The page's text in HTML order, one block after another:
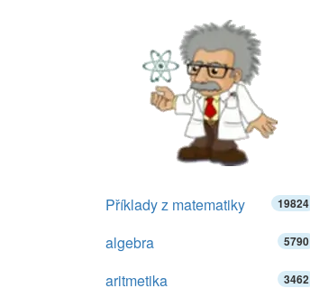
Příklady z matematiky 19824
algebra 5790
aritmetika 3462